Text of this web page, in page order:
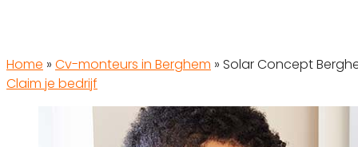
Home » Cv-monteurs in Berghem » Solar Concept
Claim je bedrijf